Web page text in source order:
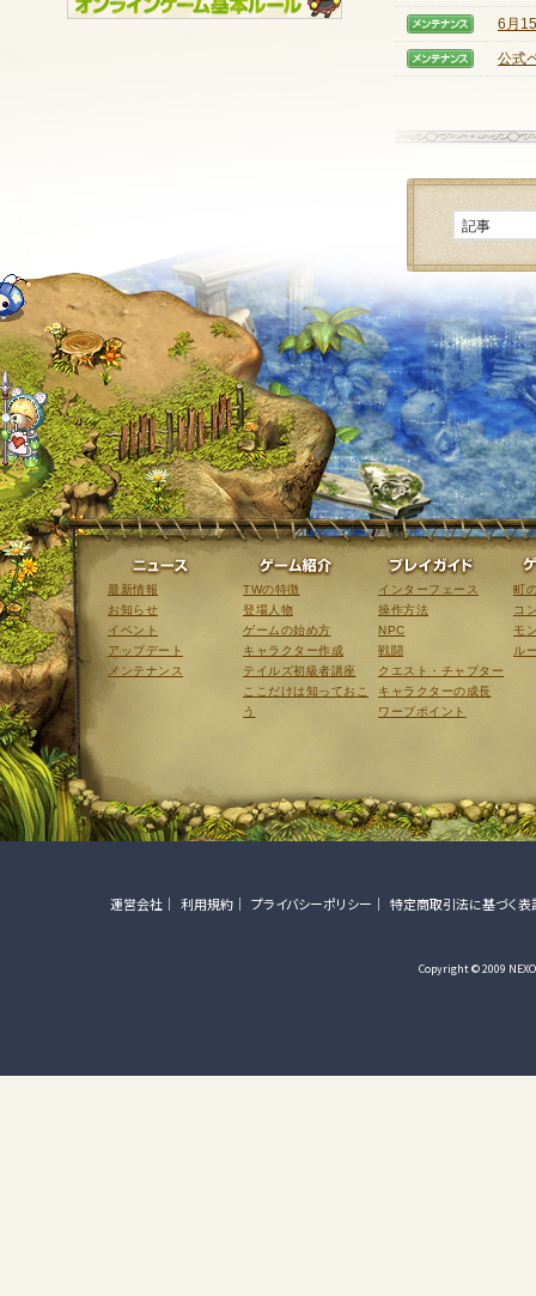
【メ
6月
【メ
公式
ニュース
最新情報
お知らせ
イベント
アップデート
メンテナンス
ゲーム紹介
TWの特徴
登場人物
ゲームの始め方
キャラクター作成
テイルズ初級者講座
ここだけは知っておこ
う
インターフェース
操作方法
NPC
戦闘
クエスト・チャプター
キャラクターの成長
ワープポイント
町
コ
モ
ル
運営会社 利用規約 プライバシーポリシー 特定商取引法に基づく表
Copyright © 2009